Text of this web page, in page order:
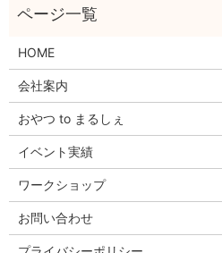
HOME
会社案内
おやつ to まるしぇ
イベント実績
ワークショップ
お問い合わせ